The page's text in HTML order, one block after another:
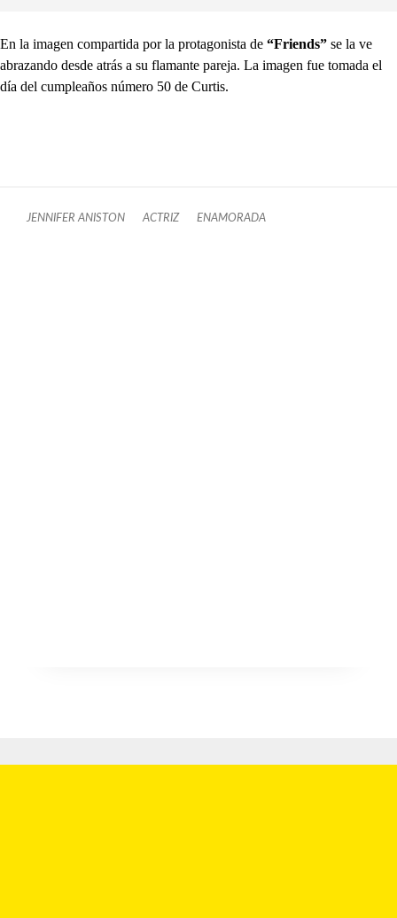
En la imagen compartida por la protagonista de “Friends” se la ve
abrazando desde atrás a su flamante pareja. La imagen fue tomada el
día del cumpleaños número 50 de Curtis.
JENNIFER ANISTON ACTRIZ ENAMORADA